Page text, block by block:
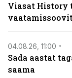
Viasat History
04.08.26, 11:00
Sada aastat
saama